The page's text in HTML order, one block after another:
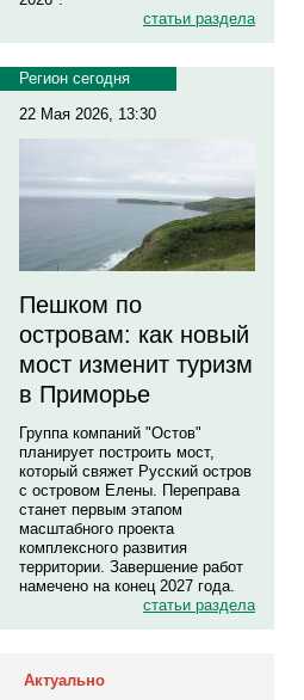
статьи раздела
Регион сегодня
22 Мая 2026, 13:30
Пешком по
островам: как новый
мост изменит туризм
в Приморье
Группа компаний "Остов"
планирует построить мост,
который свяжет Русский остров
с островом Елены. Переправа
станет первым этапом
масштабного проекта
комплексного развития
территории. Завершение работ
намечено на конец 2027 года.
статьи раздела
Актуально